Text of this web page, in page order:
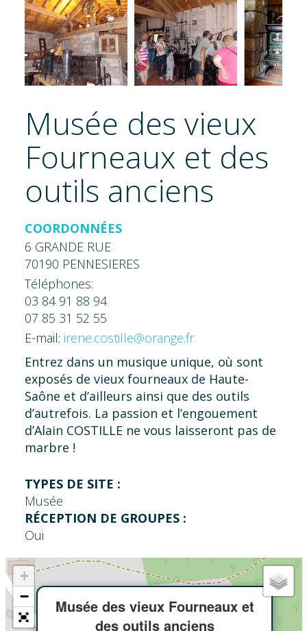
Musée des vieux
Fourneaux et des
outils anciens
COORDONNÉES
6 GRANDE RUE
70190 PENNESIERES
Téléphones:
03 84 91 88 94
07 85 31 52 55
E-mail: irene.costille@orange.fr
Entrez dans un musique unique, où sont
exposés de vieux fourneaux de Haute-
Saône et d’ailleurs ainsi que des outils
d’autrefois. La passion et l’engouement
d’Alain COSTILLE ne vous laisseront pas de
marbre !
TYPES DE SITE :
Musée
RÉCEPTION DE GROUPES :
Oui
Musée des vieux Fourneaux et
des outils anciens
×
+
−